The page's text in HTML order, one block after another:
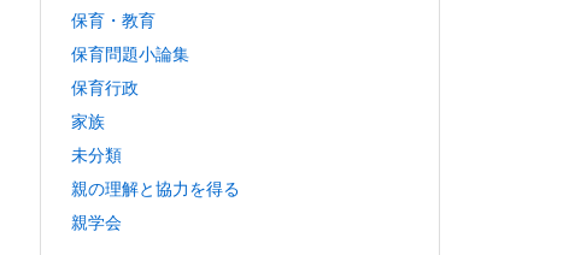
保育・教育
保育問題小論集
保育行政
家族
未分類
親の理解と協力を得る
親学会